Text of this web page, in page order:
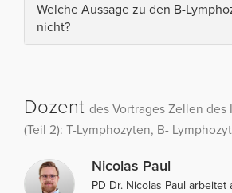
Welche Aussage zu den B-
nicht?
Dozent des Vortrages Zellen des
(Teil 2): T-Lymphozyten, B-
Nicolas Paul
PD Dr. Nicolas Paul arbeitet